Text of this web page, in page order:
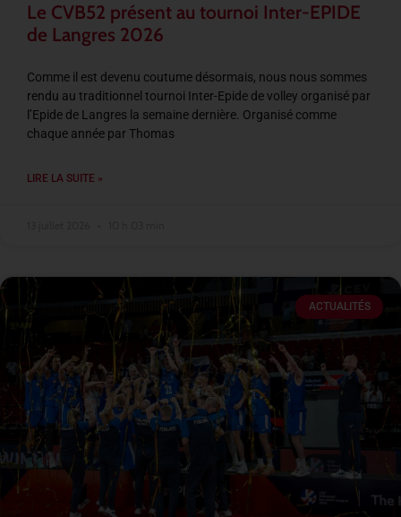
Le CVB52 présent au tournoi Inter-EPIDE
de Langres 2026
Comme il est devenu coutume désormais, nous nous sommes
rendu au traditionnel tournoi Inter-Epide de volley organisé par
l’Epide de Langres la semaine dernière. Organisé comme
chaque année par Thomas
LIRE LA SUITE »
ACTUALITÉS